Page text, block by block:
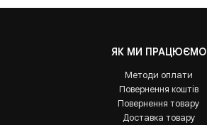
ЯК МИ ПРАЦЮЄМО
Методи оплати
Повернення коштів
Повернення товару
Доставка товару